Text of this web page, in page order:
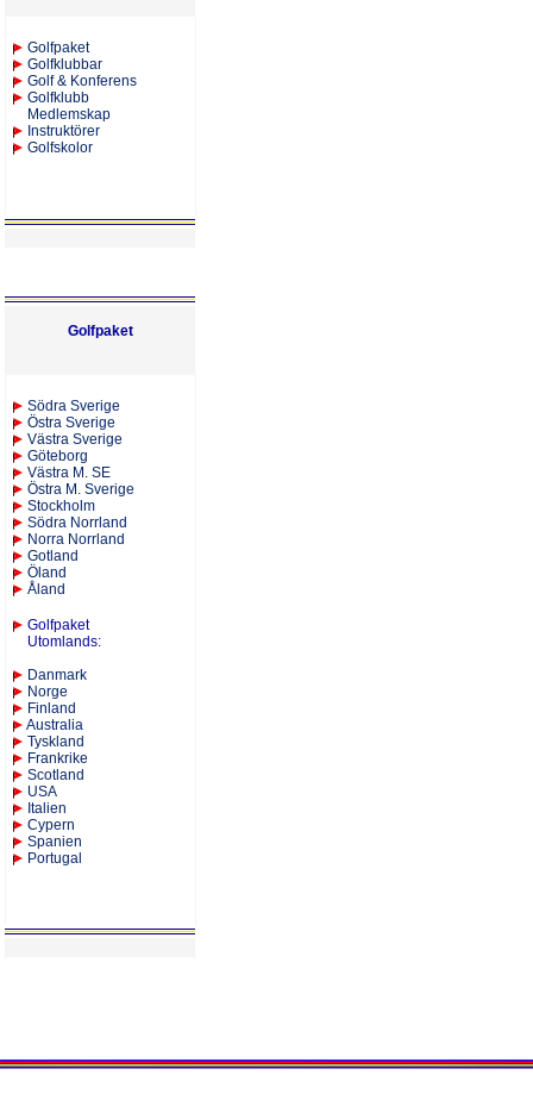
Golfpaket
Golfklubbar
Golf & Konferens
Golfklubb
Medlemskap
Instruktörer
Golfskolor
Golfpaket
Södra Sverige
Östra Sverige
Västra Sverige
Göteborg
Västra M. SE
Östra M. Sverige
Stockholm
Södra Norrland
Norra Norrland
Gotland
Öland
Åland
Golfpaket
Utomlands:
Danmark
Norge
Finland
Australia
Tyskland
Frankrike
Scotland
USA
Italien
Cypern
Spanien
Portugal